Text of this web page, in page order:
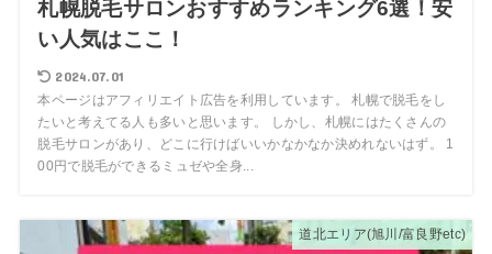
札幌脱毛サロンおすすめランキング6選！安
い人気はここ！
2024.07.01
本ページはアフィリエイト広告を利用しています。 札幌で脱毛をし
たいと考えてる人も多いと思います。 しかし、札幌にはたくさんの
脱毛サロンがあり、どこに行けばいいかなかなか決めれないはず。 1
00円で脱毛ができるミュゼや全身...
道北エリア(旭川/富良野etc)